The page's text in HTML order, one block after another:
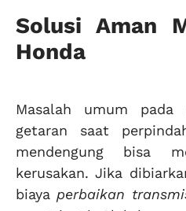
Solusi Aman
Honda
Masalah umum
getaran saat
mendengung bisa
kerusakan. Jika
biaya perbaikan